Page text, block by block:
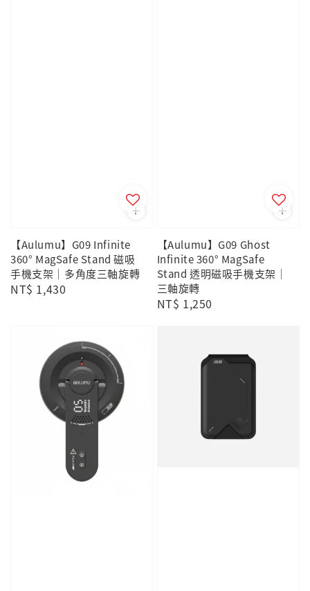
【Aulumu】G09 Infinite
360° MagSafe Stand 磁吸
手機支架｜多角度三軸旋轉
Regular
NT$ 1,430
【Aulumu】G09 Ghost
Infinite 360° MagSafe
Stand 透明磁吸手機支架｜
三軸旋轉
Regular
NT$ 1,250